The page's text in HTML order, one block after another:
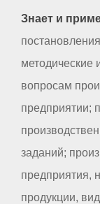
Знает и
вопросам
предприятии;
заданий;
предприятия,
продукции,